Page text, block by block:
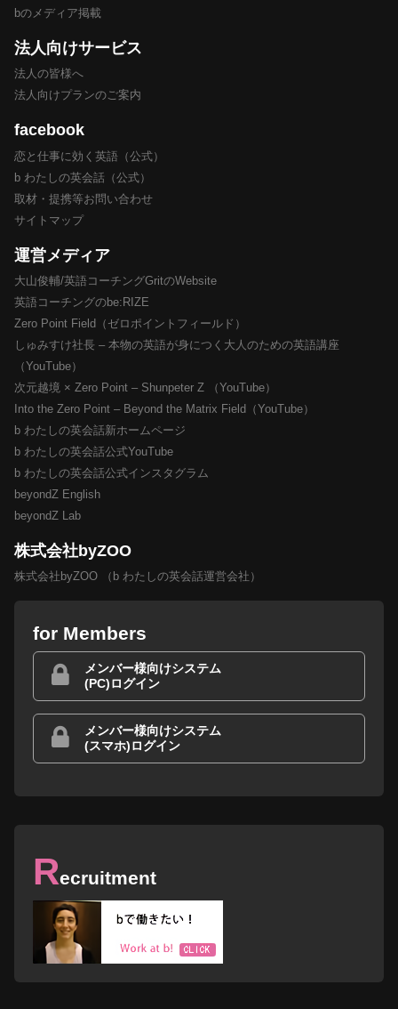
bのメディア掲載
法人向けサービス
法人の皆様へ
法人向けプランのご案内
facebook
恋と仕事に効く英語（公式）
b わたしの英会話（公式）
取材・提携等お問い合わせ
サイトマップ
運営メディア
大山俊輔/英語コーチングGritのWebsite
英語コーチングのbe:RIZE
Zero Point Field（ゼロポイントフィールド）
しゅみすけ社長 – 本物の英語が身につく大人のための英語講座
（YouTube）
次元越境 × Zero Point – Shunpeter Z （YouTube）
Into the Zero Point – Beyond the Matrix Field（YouTube）
b わたしの英会話新ホームページ
b わたしの英会話公式YouTube
b わたしの英会話公式インスタグラム
beyondZ English
beyondZ Lab
株式会社byZOO
株式会社byZOO （b わたしの英会話運営会社）
for Members
メンバー様向けシステム
(PC)ログイン
メンバー様向けシステム
(スマホ)ログイン
Recruitment